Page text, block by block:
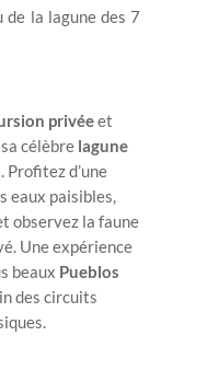
de la lagune des 7
privéeet
célèbre lagune
. Profitez d’une
eaux paisibles,
observez la faune
Une expérience
beaux Pueblos
des circuits